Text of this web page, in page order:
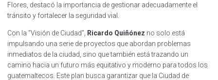
Flores, destacó la importancia de gestionar adecuadamente el
tránsito y fortalecer la seguridad vial.
Con la “Visión de Ciudad”, Ricardo Quiñónez no solo está
impulsando una serie de proyectos que abordan problemas
inmediatos de la ciudad, sino que también está trazando un
camino hacia un futuro más equitativo y moderno para todos los
guatemaltecos. Este plan busca garantizar que la Ciudad de